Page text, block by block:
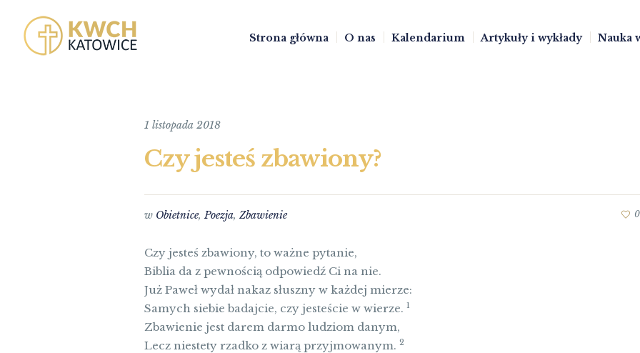
Strona główna O nas Kalendarium Artykuły i wykłady Nauka
1 listopada 2018
Czy jesteś zbawiony?
w Obietnice,Poezja, Zbawienie 0
Czy jesteś zbawiony, to ważne pytanie,
Biblia da z pewnością odpowiedź Ci na nie.
Już Paweł wydał nakaz słuszny w każdej mierze:
Samych siebie badajcie, czy jesteście w wierze. 1
Zbawienie jest darem darmo ludziom danym,
Lecz niestety rzadko z wiarą przyjmowanym. 2